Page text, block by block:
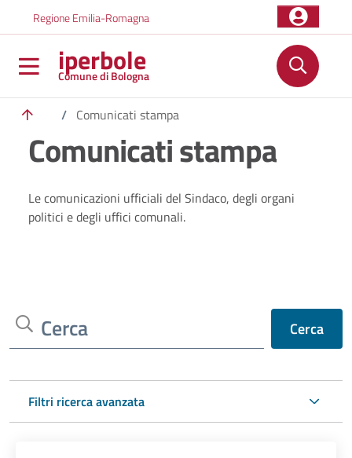
Regione Emilia-Romagna
iperbole
Comune di Bologna
/ Comunicati stampa
Comunicati stampa
Le comunicazioni ufficiali del Sindaco, degli organi
politici e degli uffici comunali.
Cerca Cerca
Filtri ricerca avanzata